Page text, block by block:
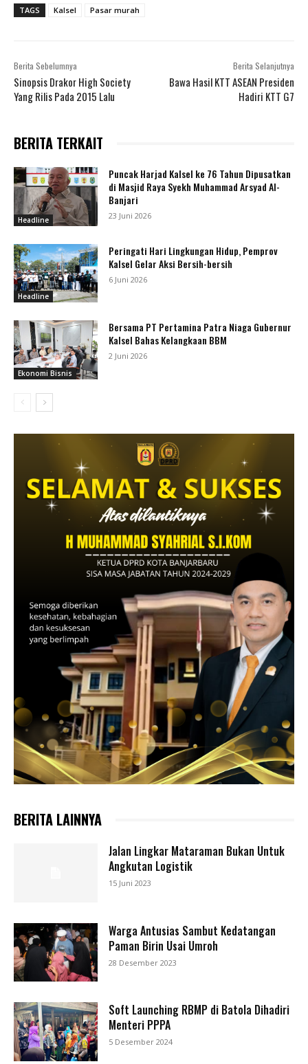
TAGS Kalsel Pasar murah
Berita Sebelumnya
Sinopsis Drakor High Society
Yang Rilis Pada 2015 Lalu
Berita Selanjutnya
Bawa Hasil KTT ASEAN Presiden
Hadiri KTT G7
BERITA TERKAIT
Headline
Puncak Harjad Kalsel ke 76 Tahun Dipusatkan
di Masjid Raya Syekh Muhammad Arsyad Al-
Banjari
23 Juni 2026
Headline
Peringati Hari Lingkungan Hidup, Pemprov
Kalsel Gelar Aksi Bersih-bersih
6 Juni 2026
Ekonomi Bisnis
Bersama PT Pertamina Patra Niaga Gubernur
Kalsel Bahas Kelangkaan BBM
2 Juni 2026
BERITA LAINNYA
Jalan Lingkar Mataraman Bukan Untuk
Angkutan Logistik
15 Juni 2023
Warga Antusias Sambut Kedatangan
Paman Birin Usai Umroh
28 Desember 2023
Soft Launching RBMP di Batola Dihadiri
Menteri PPPA
5 Desember 2024